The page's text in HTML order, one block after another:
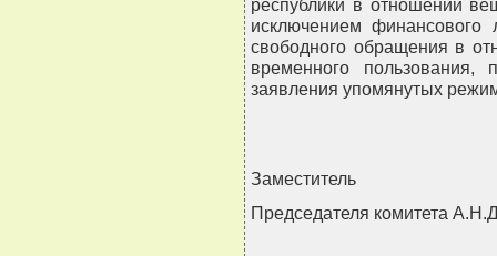
республики в отношении
исключением финансового
свободного обращения в
временного
заявления упомянутых
Заместитель
Председателя комитета